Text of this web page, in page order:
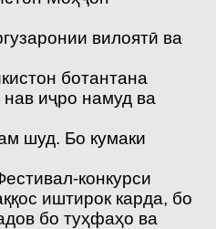
вилоятӣ ва
ботантана
иҷро намуд ва
шуд. Бо кумаки
конкурси
иштирок карда, бо
бо туҳфаҳо ва